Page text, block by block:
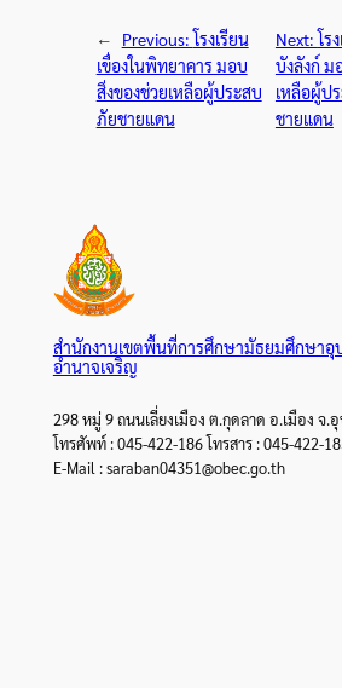
← Previous:โรงเรียน
เขื่องในพิทยาคาร มอบ
สิ่งของช่วยเหลือผู้ประสบ
ภัยชายแดน
Next:โร
บังลังก์ ม
เหลือผู้ป
ชายแดน
สำนักงานเขตพื้นที่การศึกษามัธยมศึกษาอุ
อำนาจเจริญ
298 หมู่ 9 ถนนเลี่ยงเมือง ต.กุดลาด อ.เมือง จ.
โทรศัพท์ : 045-422-186 โทรสาร : 045-422-
E-Mail : saraban04351@obec.go.th